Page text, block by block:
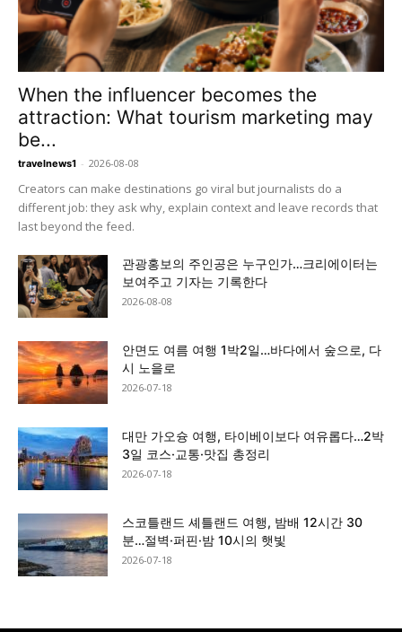
When the influencer becomes the
attraction: What tourism marketing may
be...
travelnews1 - 2026-08-08
Creators can make destinations go viral but journalists do a
different job: they ask why, explain context and leave records that
last beyond the feed.
관광홍보의 주인공은 누구인가…크리에이터는
보여주고 기자는 기록한다
2026-08-08
안면도 여름 여행 1박2일…바다에서 숲으로, 다
시 노을로
2026-07-18
대만 가오슝 여행, 타이베이보다 여유롭다…2박
3일 코스·교통·맛집 총정리
2026-07-18
스코틀랜드 셰틀랜드 여행, 밤배 12시간 30
분…절벽·퍼핀·밤 10시의 햇빛
2026-07-18